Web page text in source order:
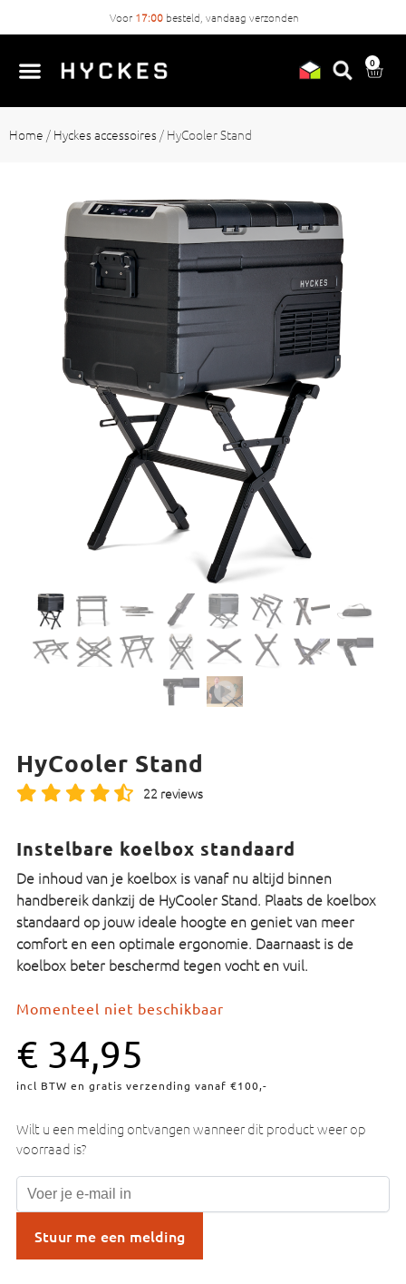
Voor 17:00besteld, vandaag verzonden
0
Home / Hyckes accessoires / HyCooler Stand
HyCooler Stand
22 reviews
Instelbare koelbox standaard
De inhoud van je koelbox is vanaf nu altijd binnen
handbereik dankzij de HyCooler Stand. Plaats de koelbox
standaard op jouw ideale hoogte en geniet van meer
comfort en een optimale ergonomie. Daarnaast is de
koelbox beter beschermd tegen vocht en vuil.
Momenteel niet beschikbaar
€ 34,95
incl BTW en gratis verzending vanaf €100,-
Wilt u een melding ontvangen wanneer dit product weer op
voorraad is?
Stuur me een melding